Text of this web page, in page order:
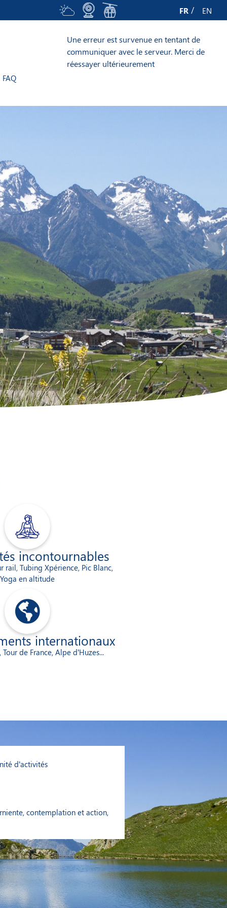
FR EN
FAQ
Une erreur est survenue en tentant de
communiquer avec le serveur. Merci de
réessayer ultérieurement
incontournables
rail, Tubing Xpérience, Pic Blanc,
Yoga en altitude
internationaux​​​
de France, Alpe d’Huzes...
d’activités
contemplation et action,